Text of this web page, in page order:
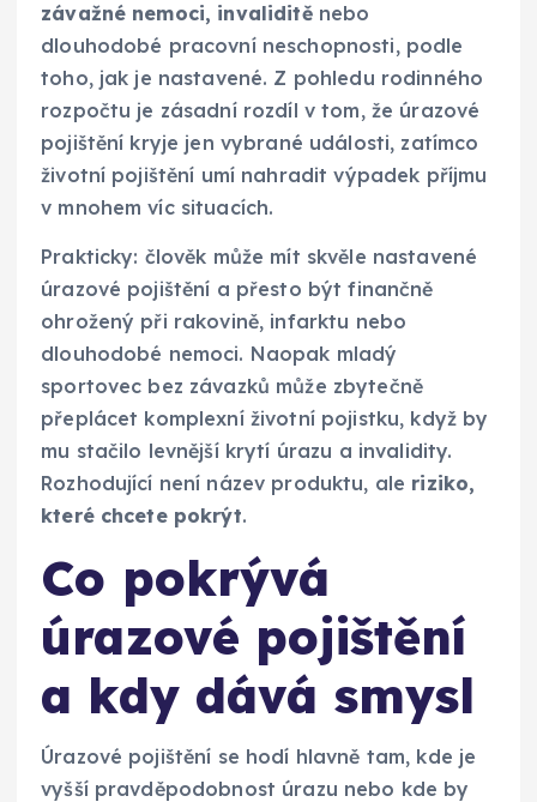
závažné nemoci, invaliditěnebo
dlouhodobé pracovní neschopnosti, podle
toho, jak je nastavené. Z pohledu rodinného
rozpočtu je zásadní rozdíl v tom, že úrazové
pojištění kryje jen vybrané události, zatímco
životní pojištění umí nahradit výpadek příjmu
v mnohem víc situacích.
Prakticky: člověk může mít skvěle nastavené
úrazové pojištění a přesto být finančně
ohrožený při rakovině, infarktu nebo
dlouhodobé nemoci. Naopak mladý
sportovec bez závazků může zbytečně
přeplácet komplexní životní pojistku, když by
mu stačilo levnější krytí úrazu a invalidity.
Rozhodující není název produktu, ale riziko,
které chcete pokrýt.
Co pokrývá
úrazové pojištění
a kdy dává smysl
Úrazové pojištění se hodí hlavně tam, kde je
vyšší pravděpodobnost úrazu nebo kde by